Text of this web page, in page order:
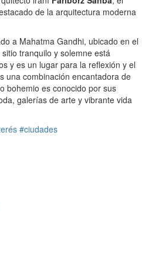
de la arquitectura moderna
a Mahatma Gandhi, ubicado en el
tranquilo y solemne está
y es un lugar para la reflexión y el
una combinación encantadora de
bohemio es conocido por sus
galerías de arte y vibrante vida
#ciudades